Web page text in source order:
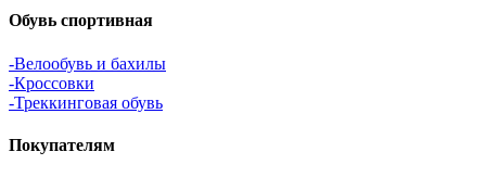
Обувь спортивная
-Велообувь и бахилы
-Кроссовки
-Треккинговая обувь
Покупателям